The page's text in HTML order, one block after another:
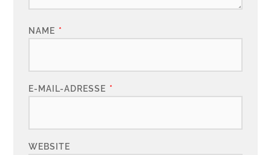
NAME *
E-MAIL-ADRESSE *
WEBSITE